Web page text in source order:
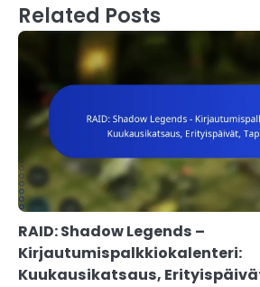
Related Posts
RAID: Shadow Legends –
Kirjautumispalkkiokalenteri:
Kuukausikatsaus,